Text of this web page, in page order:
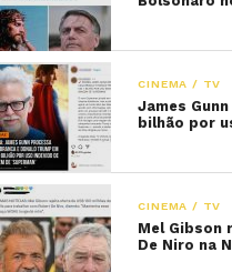
CINEMA / TV
James
bilhão por
CINEMA / TV
Mel Gibson
De Niro na